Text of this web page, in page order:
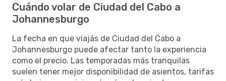
Cuándo volar de Ciudad del Cabo a
Johannesburgo
La fecha en que viajás de Ciudad del Cabo a
Johannesburgo puede afectar tanto la experiencia
como el precio. Las temporadas más tranquilas
suelen tener mejor disponibilidad de asientos, tarifas